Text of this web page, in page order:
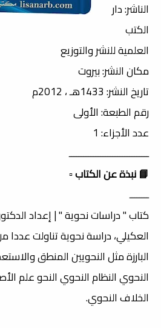
الناشر: دار
الكتب
العلمية للنشر والتوزيع
مكان النشر: بيروت
تاريخ النشر: 1433هـ ، 2012م
رقم الطبعة: الأولى
عدد الأجزاء: 1
ـــــــــــــــــــــــــــــــــ
📘 نبذة عن الكتاب▫️
ــــــــ
كتاب " دراسات نحوية " | إعداد
العكيلي، دراسة نحوية تناولت عددا
البارزة مثل النحويين المنطق
النحوي النظام النحوي النحو علم
الخلاف النحوي.